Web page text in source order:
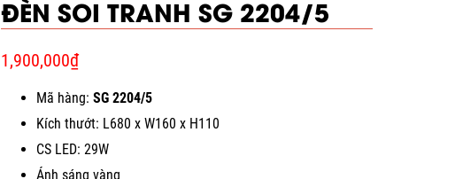
ĐÈN SOI TRANH SG 2204/5
1,900,000₫
Mã hàng: SG 2204/5
Kích thướt: L680 x W160 x H110
CS LED: 29W
Ánh sáng vàng